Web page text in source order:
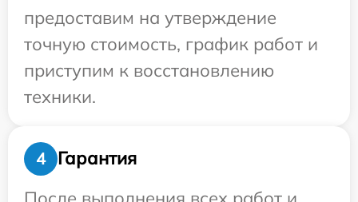
предоставим на утверждение
точную стоимость, график работ и
приступим к восстановлению
техники.
4
Гарантия